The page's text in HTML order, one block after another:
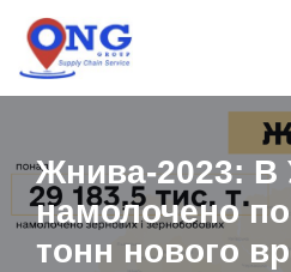
Skip
to
Жнива-2023: В
намолочено
тонн нового